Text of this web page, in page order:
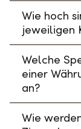
Wie hoch
jeweiligen
Welche
einer
an?
Wie